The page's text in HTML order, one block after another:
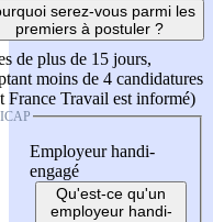
serez-vous parmi les
premiers à postuler ?
de plus de 15 jours,
moins de 4 candidatures
France Travail est informé)
Employeur handi-
engagé
Qu'est-ce qu'un
employeur handi-